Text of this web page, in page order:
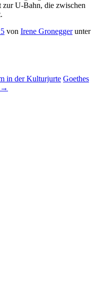
U-Bahn, die zwischen
von Irene Groneggerunter
in der Kulturjurte Goethes
→